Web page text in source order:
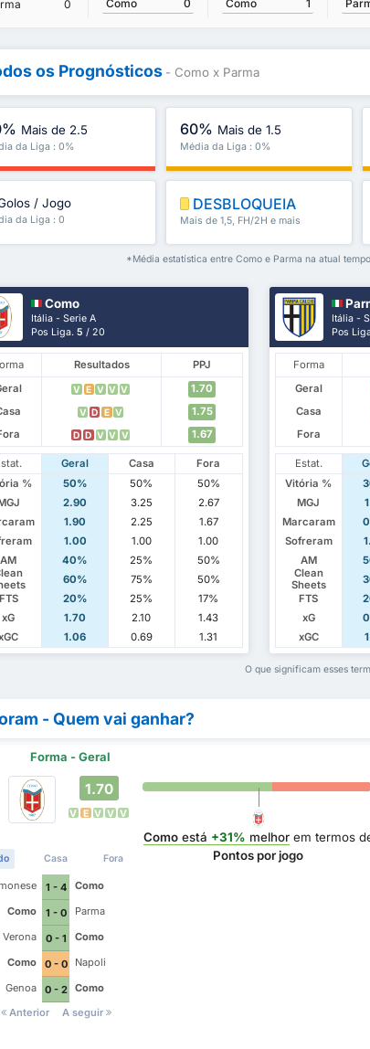
0
Como
0
Como
1
os Prognósticos - Como x Parma
Mais de 2.5
da Liga : 0%
60% Mais de 1.5
Média da Liga : 0%
/ Jogo
da Liga : 0
DESBLOQUEIA
Mais de 1,5, FH/2H e mais
*Média estatística entre Como e Parma na atual
Como
Itália - Serie A
Pos Liga.5 / 20
Resultados
PPJ
V E V V V
1.70
V D E V
1.75
D D V V V 1.67
Geral Casa
Fora
%
50% 50%
50%
2.90 3.25
2.67
1.90 2.25
1.67
1.00 1.00
1.00
AM
40% 25%
50%
60% 75%
50%
FTS
20% 25%
17%
xG
1.70 2.10
1.43
1.06 0.69 1.31
Itália -
Pos
Forma
Geral
Casa
Fora
Estat.
Vitória %
MGJ
Marcaram
Sofreram
AM
Clean
Sheets
FTS
xG
xGC
O que significam esses
- Quem vai ganhar?
Forma - Geral
1.70
V E V V V
Casa Fora
1 - 4
Como
Como
1 - 0
Parma
Verona
0 - 1
Como
Como
0 - 0
Napoli
Genoa
0 - 2
Como
Anterior
A seguir
Comoestá +31% melhorem termos
Pontos por jogo